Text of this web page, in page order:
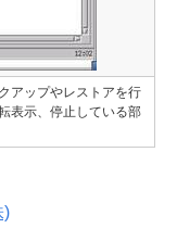
アップやレストアを行
表示、停止している部
)